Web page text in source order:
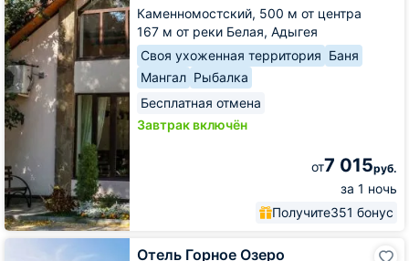
Каменномостский, 500 м от центра
167 м от реки Белая, Адыгея
Своя ухоженная территория Баня
Мангал Рыбалка
Бесплатная отмена
Завтрак включён
от7 015руб.
за 1 ночь
Получите351 бонус
Отель Горное Озеро